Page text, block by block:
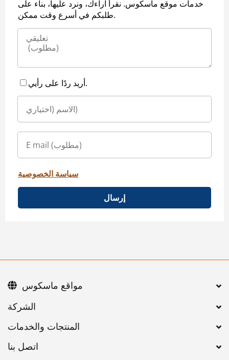
خدمات موقع ماسكوس. نقرأ آراءك، ونرد عليها، بناء على
طلبكم في أسرع وقت ممكن.
أريد ردًا على رأيي.
سياسة الخصوصية
إرسال
اتصل بنا
مواقع ماسكوس